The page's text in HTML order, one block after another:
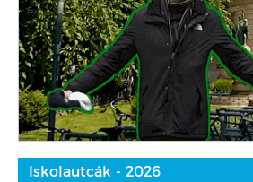
Iskolautcák - 2026